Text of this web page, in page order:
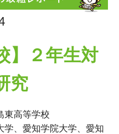
】２年生対
究
東高等学校
学、愛知学院大学、愛知